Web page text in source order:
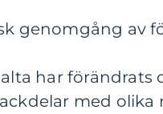
genomgång av
har
med olika